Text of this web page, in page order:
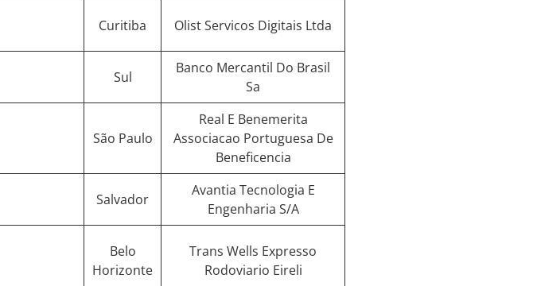
Curitiba Olist Servicos Digitais Ltda
Sul
Banco Mercantil Do Brasil
Sa
São Paulo
Real E Benemerita
Associacao Portuguesa De
Beneficencia
Salvador
Avantia Tecnologia E
Engenharia S/A
Belo
Horizonte
Trans Wells Expresso
Rodoviario Eireli